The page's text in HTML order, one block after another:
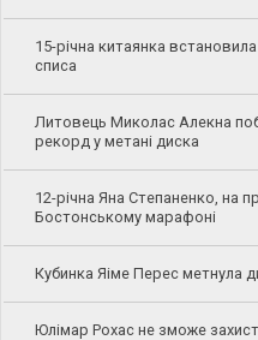
15-річна китаянка
списа
Литовець Миколас Алекна
рекорд у метані диска
12-річна Яна Степаненко, на
Бостонському марафоні
Кубинка Яіме Перес метнула
Юлімар Рохас не зможе